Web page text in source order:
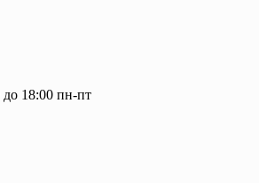
до 18:00 пн-пт